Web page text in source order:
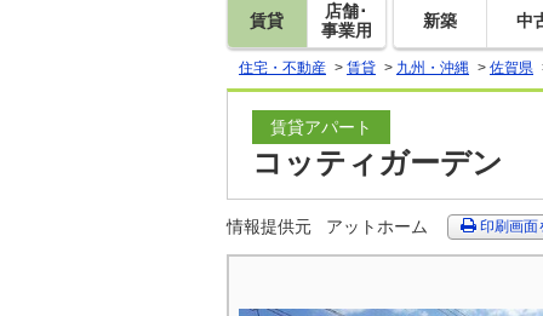
賃貸
店舗･
事業用
新築 中
住宅・不動産 > 賃貸 > 九州・沖縄 > 佐賀県
賃貸アパート
コッティガーデン
情報提供元 アットホーム 印刷画面